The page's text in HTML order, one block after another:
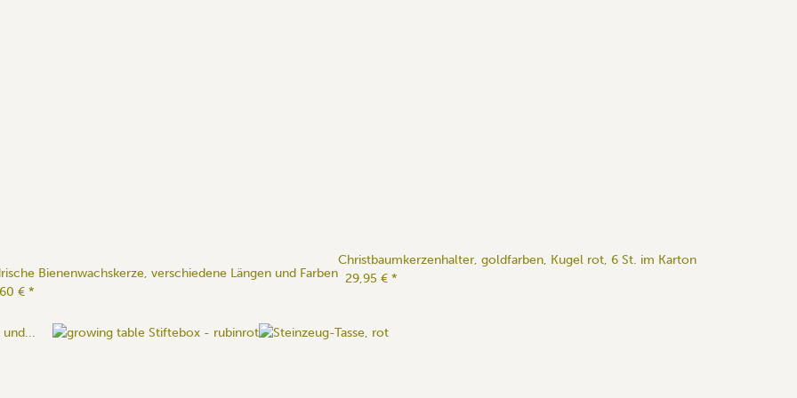
Bienenwachskerze, verschiedene Längen und Farben
€ *
Christbaumkerzenhalter, goldfarben, Kugel rot, 6 St. im Karton
29,95 € *